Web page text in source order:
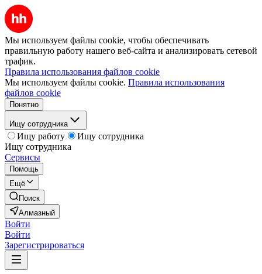
Мы используем файлы cookie, чтобы обеспечивать
правильную работу нашего веб-сайта и анализировать сетевой
трафик.
Правила использования файлов cookie
Мы используем файлы cookie. Правила использования
файлов cookie
Понятно
Ищу сотрудника
Ищу работу
Ищу сотрудника
Ищу сотрудника
Сервисы
Помощь
Ещё
Поиск
Алмазный
Войти
Войти
Зарегистрироваться